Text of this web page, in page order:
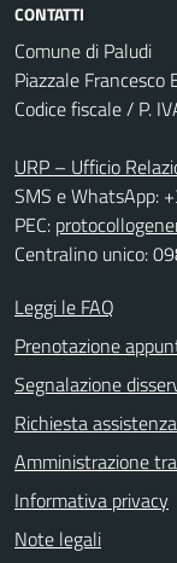
CONTATTI
Comune di Paludi
Piazzale Francesco
Codice fiscale / P.
URP – Ufficio
SMS e WhatsApp:
PEC:
Centralino unico:
Leggi le FAQ
Prenotazione
Segnalazione
Richiesta assistenza
Amministrazione
Informativa privacy
Note legali